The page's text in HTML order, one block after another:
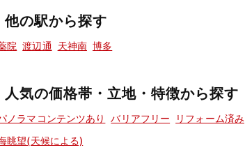
他の駅から探す
院 渡辺通 天神南 博多
人気の価格帯・立地・特徴から探す
ノラマコンテンツあり バリアフリー リフォーム済み
眺望(天候による)